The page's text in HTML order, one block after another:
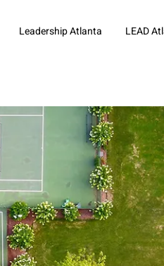
Leadership Atlanta LEAD